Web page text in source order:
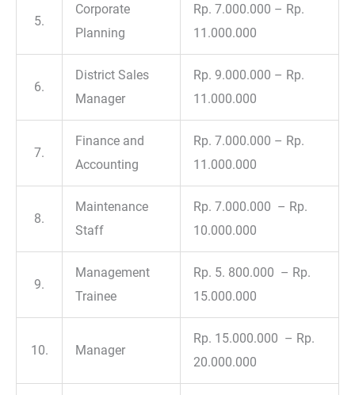
5.
Corporate
Planning
Rp. 7.000.000 – Rp.
11.000.000
6.
District Sales
Manager
Rp. 9.000.000 – Rp.
11.000.000
7.
Finance and
Accounting
Rp. 7.000.000 – Rp.
11.000.000
8.
Maintenance
Staff
Rp. 7.000.000 – Rp.
10.000.000
9.
Management
Trainee
Rp. 5. 800.000 – Rp.
15.000.000
10. Manager
Rp. 15.000.000 – Rp.
20.000.000